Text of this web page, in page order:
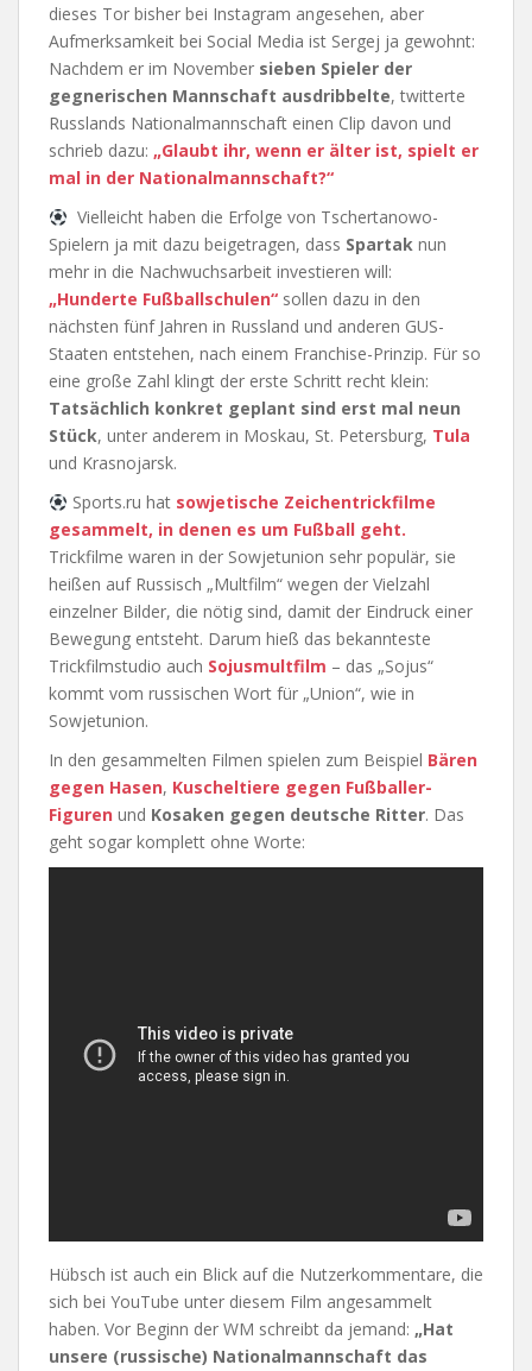
dieses Tor bisher bei Instagram angesehen, aber
Aufmerksamkeit bei Social Media ist Sergej ja gewohnt:
Nachdem er im November sieben Spieler der
gegnerischen Mannschaft ausdribbelte, twitterte
Russlands Nationalmannschaft einen Clip davon und
schrieb dazu: „Glaubt ihr, wenn er älter ist, spielt er
mal in der Nationalmannschaft?“
Vielleicht haben die Erfolge von Tschertanowo-
Spielern ja mit dazu beigetragen, dass Spartak nun
mehr in die Nachwuchsarbeit investieren will:
„Hunderte Fußballschulen“ sollen dazu in den
nächsten fünf Jahren in Russland und anderen GUS-
Staaten entstehen, nach einem Franchise-Prinzip. Für so
eine große Zahl klingt der erste Schritt recht klein:
Tatsächlich konkret geplant sind erst mal neun
Stück, unter anderem in Moskau, St. Petersburg, Tula
und Krasnojarsk.
Sports.ru hat sowjetische Zeichentrickfilme
gesammelt, in denen es um Fußball geht.
Trickfilme waren in der Sowjetunion sehr populär, sie
heißen auf Russisch „Multfilm“ wegen der Vielzahl
einzelner Bilder, die nötig sind, damit der Eindruck einer
Bewegung entsteht. Darum hieß das bekannteste
Trickfilmstudio auch Sojusmultfilm – das „Sojus“
kommt vom russischen Wort für „Union“, wie in
Sowjetunion.
In den gesammelten Filmen spielen zum Beispiel Bären
gegen Hasen, Kuscheltiere gegen Fußballer-
Figuren und Kosaken gegen deutsche Ritter. Das
geht sogar komplett ohne Worte:
Hübsch ist auch ein Blick auf die Nutzerkommentare, die
sich bei YouTube unter diesem Film angesammelt
haben. Vor Beginn der WM schreibt da jemand: „Hat
unsere (russische) Nationalmannschaft das